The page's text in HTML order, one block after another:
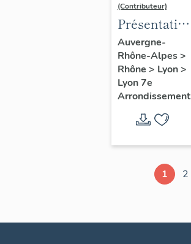
(Contributeur)
Présentation
du secteur
d'étude
Lyon
Guillotière
Auvergne-
Rhône-Alpes>
Rhône > Lyon>
Lyon 7e
Arrondissement
1 2